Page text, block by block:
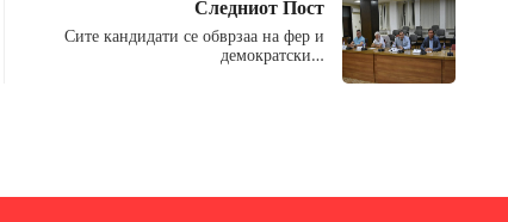
Следниот Пост
Сите кандидати се обврзаа на фер и
демократски…